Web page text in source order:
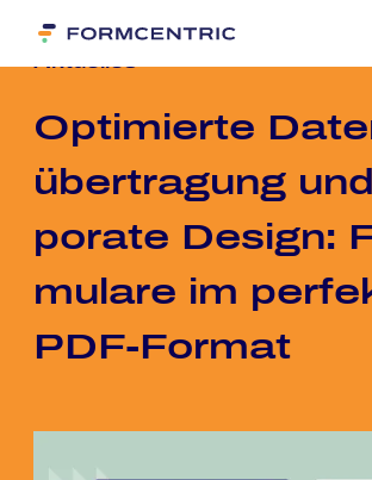
Op­ti­mier­te
über­tra­gung
po­ra­te De­sign:
mu­la­re im
PDF-For­mat